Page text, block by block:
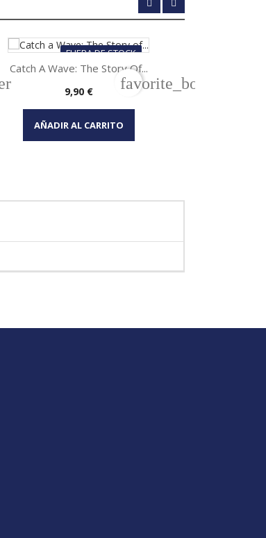
FUERA DE STOCK
Vista rápida
Catch A Wave: The Story Of...
Precio
9,90 €
AÑADIR AL CARRITO
favorite_border